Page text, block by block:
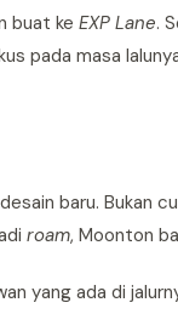
buat ke EXP Lane.
pada masa
baru. Bukan
roam, Moonton
yang ada di